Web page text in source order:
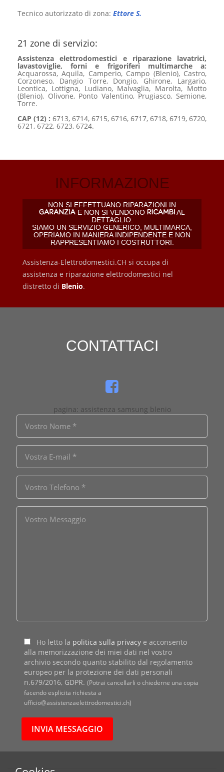
Tecnico autorizzato di zona: Ettore S.
21 zone di servizio:
Assistenza elettrodomestici e riparazione lavatrici,
lavastoviglie, forni e frigoriferi multimarche a:
Acquarossa, Aquila, Camperio, Campo (Blenio), Castro,
Corzoneso, Dangio Torre, Dongio, Ghirone, Largario,
Leontica, Lottigna, Ludiano, Malvaglia, Marolta, Motto
(Blenio), Olivone, Ponto Valentino, Prugiasco, Semione,
Torre.
CAP (12) : 6713, 6714, 6715, 6716, 6717, 6718, 6719, 6720,
6721, 6722, 6723, 6724.
INFORMAZIONE
NON SI EFFETTUANO RIPARAZIONI IN
E NON SI VENDONO
AL
DETTAGLIO.
SIAMO UN SERVIZIO GENERICO, MULTIMARCA,
OPERIAMO IN MANIERA INDIPENDENTE E NON
RAPPRESENTIAMO I COSTRUTTORI.
Assistenza-Elettrodomestici.CH si occupa di
assistenza e riparazione elettrodomestici nel
distretto di Blenio.
CONTATTACI
pagina: assistenza samsung blenio
Ho letto la politica sulla privacy e acconsento
alla memorizzazione dei miei dati nel vostro
archivio secondo quanto stabilito dal regolamento
europeo per la protezione dei dati personali
n.679/2016, GDPR. (Potrai cancellarli o chiederne una copia
facendo esplicita richiesta a
ufficio@assistenzaelettrodomestici.ch)